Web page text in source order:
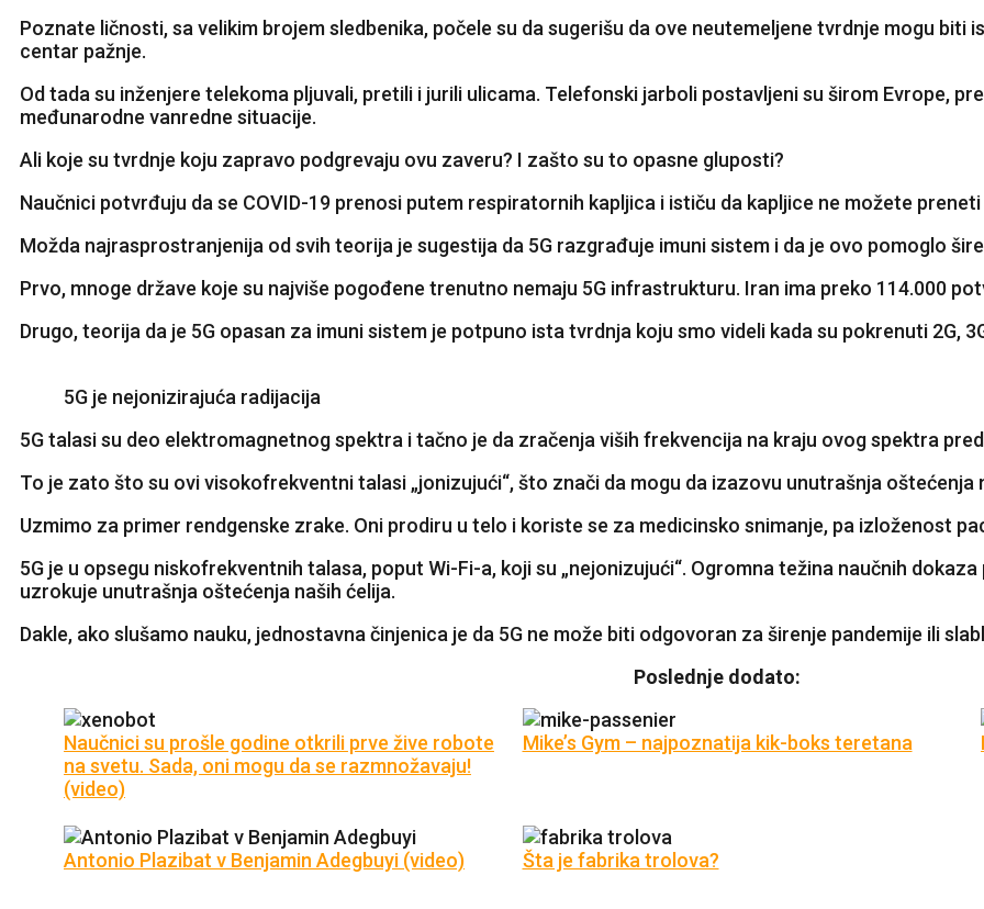
Poznate ličnosti, sa velikim brojem sledbenika, počele su da sugerišu da ove neutemeljene tvrdnje mogu biti
centar pažnje.
Od tada su inženjere telekoma pljuvali, pretili i jurili ulicama. Telefonski jarboli postavljeni su širom Evrope,
međunarodne vanredne situacije.
Ali koje su tvrdnje koju zapravo podgrevaju ovu zaveru? I zašto su to opasne gluposti?
Naučnici potvrđuju da se COVID-19 prenosi putem respiratornih kapljica i ističu da kapljice ne možete
Možda najrasprostranjenija od svih teorija je sugestija da 5G razgrađuje imuni sistem i da je ovo pomoglo
Prvo, mnoge države koje su najviše pogođene trenutno nemaju 5G infrastrukturu. Iran ima preko 114.000
Drugo, teorija da je 5G opasan za imuni sistem je potpuno ista tvrdnja koju smo videli kada su pokrenuti 2G,
5G je nejonizirajuća radijacija
5G talasi su deo elektromagnetnog spektra i tačno je da zračenja viših frekvencija na kraju ovog spektra
To je zato što su ovi visokofrekventni talasi „jonizujući“, što znači da mogu da izazovu unutrašnja oštećenja
Uzmimo za primer rendgenske zrake. Oni prodiru u telo i koriste se za medicinsko snimanje, pa izloženost
5G je u opsegu niskofrekventnih talasa, poput Wi-Fi-a, koji su „nejonizujući“. Ogromna težina naučnih
uzrokuje unutrašnja oštećenja naših ćelija.
Dakle, ako slušamo nauku, jednostavna činjenica je da 5G ne može biti odgovoran za širenje pandemije ili
Poslednje dodato:
Naučnici su prošle godine otkrili prve žive robote
na svetu. Sada, oni mogu da se razmnožavaju!
(video)
Mike’s Gym – najpoznatija kik-boks teretana
Antonio Plazibat v Benjamin Adegbuyi (video) Šta je fabrika trolova?